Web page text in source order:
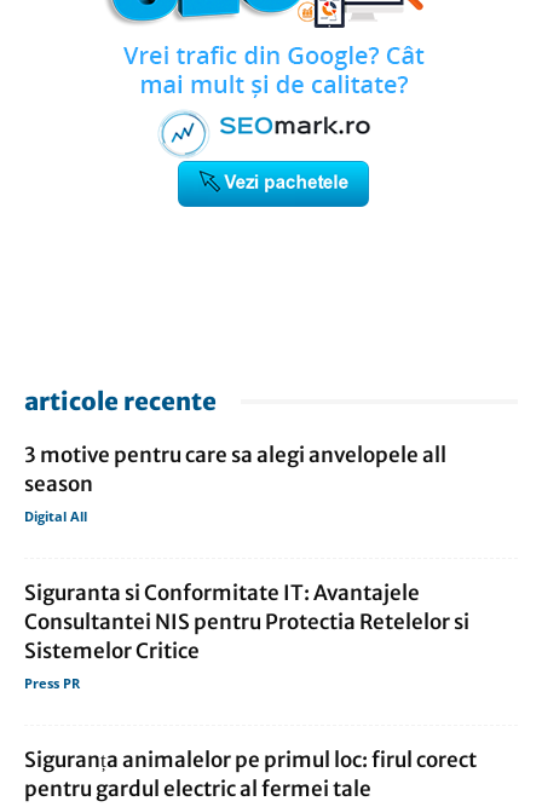
articole recente
3 motive pentru care sa alegi anvelopele all
season
Digital All
Siguranta si Conformitate IT: Avantajele
Consultantei NIS pentru Protectia Retelelor si
Sistemelor Critice
Press PR
Siguranța animalelor pe primul loc: firul corect
pentru gardul electric al fermei tale